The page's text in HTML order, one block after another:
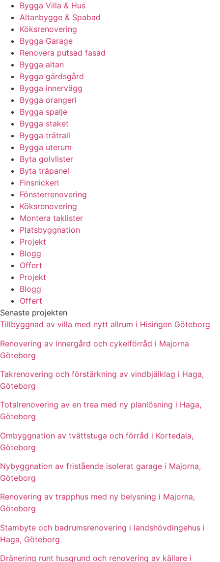
Bygga Villa & Hus
Altanbygge & Spabad
Köksrenovering
Bygga Garage
Renovera putsad fasad
Bygga altan
Bygga gärdsgård
Bygga innervägg
Bygga orangeri
Bygga spalje
Bygga staket
Bygga trätrall
Bygga uterum
Byta golvlister
Byta träpanel
Finsnickeri
Fönsterrenovering
Köksrenovering
Montera taklister
Platsbyggnation
Projekt
Blogg
Offert
Projekt
Blogg
Offert
Senaste projekten
Tillbyggnad av villa med nytt allrum i Hisingen Göteborg
Renovering av innergård och cykelförråd i Majorna
Göteborg
Takrenovering och förstärkning av vindbjälklag i Haga,
Göteborg
Totalrenovering av en trea med ny planlösning i Haga,
Göteborg
Ombyggnation av tvättstuga och förråd i Kortedala,
Göteborg
Nybyggnation av fristående isolerat garage i Majorna,
Göteborg
Renovering av trapphus med ny belysning i Majorna,
Göteborg
Stambyte och badrumsrenovering i landshövdingehus i
Haga, Göteborg
Dränering runt husgrund och renovering av källare i